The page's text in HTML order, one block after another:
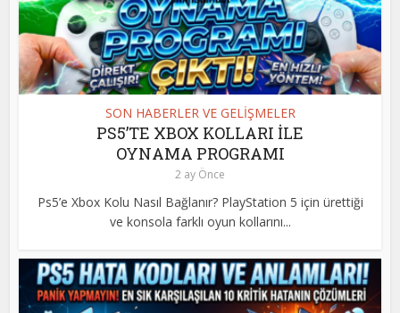
SON HABERLER VE GELİŞMELER
PS5’TE XBOX KOLLARI İLE
OYNAMA PROGRAMI
2 ay Önce
Ps5’e Xbox Kolu Nasıl Bağlanır? PlayStation 5 için ürettiği
ve konsola farklı oyun kollarını...